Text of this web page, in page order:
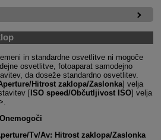
in standardne osvetlitve ni mogoče
osvetlitve, fotoaparat samodejno
da doseže standardno osvetlitev.
Hitrost zaklopa/Zaslonka] velja
[ISO speed/Občutljivost ISO] velja
.
Tv/Av: Hitrost zaklopa/Zaslonka